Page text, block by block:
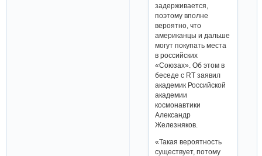
задерживается,
поэтому вполне
вероятно, что
американцы и дальше
могут покупать места
в российских
«Союзах». Об этом в
беседе с RT заявил
академик Российской
академии
космонавтики
Александр
Железняков.
«Такая вероятность
существует, потому